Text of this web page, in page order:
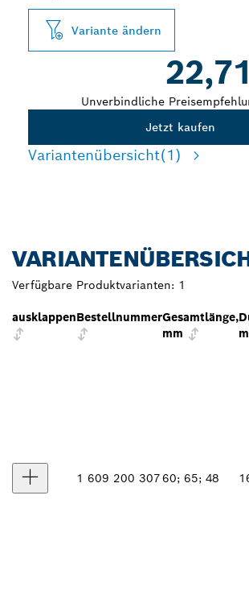
Variante ändern
Unverbindliche
Jetzt kaufen
Variantenübersicht(1)
Verfügbare Produktvarianten: 1
ausklappenBestellnummerGesamtlänge,
mm
1 609 200 30760; 65; 48